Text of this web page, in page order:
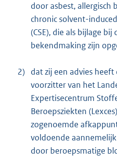
door asbest, allergisch
chronic solvent-
(CSE), die als bijlage bij
bekendmaking zijn
2) dat zij een advies
voorzitter van het
Expertisecentrum
Beroepsziekten
zogenoemde
voldoende
door beroepsmatige